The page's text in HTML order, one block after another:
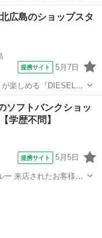
・休日: 日曜日 勤務地: 道内全域 ア...
未経験
広島のショップスタ
提携サイト 5月7日
楽しめる『DIESEL』
、お客様に一番近いポ
を発信するお仕事で
ソフトバンクショッ
学歴不問】
提携サイト 5月5日
ー 来店されたお客様